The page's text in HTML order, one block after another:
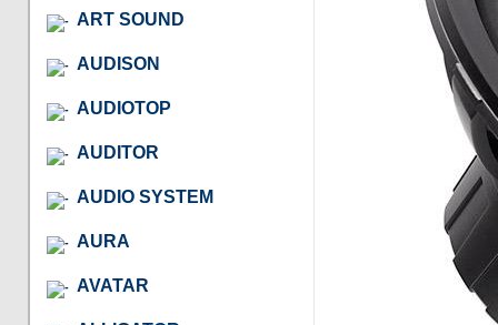
ART SOUND
AUDISON
AUDIOTOP
AUDITOR
AUDIO SYSTEM
AURA
AVATAR